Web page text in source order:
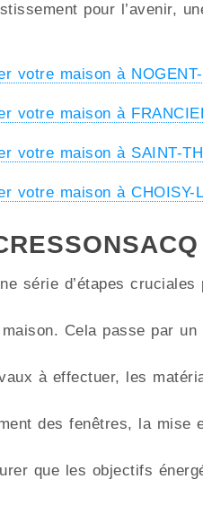
pour l’avenir,
votre maison à
votre maison à
votre maison à SAINT-
votre maison à CHOISY-
série d’étapes cruciales
Cela passe par un
à effectuer, les
des fenêtres, la mise
que les objectifs